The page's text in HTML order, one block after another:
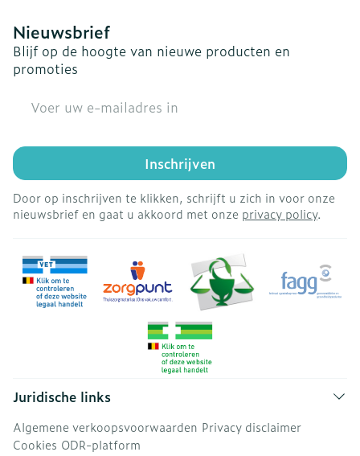
Nieuwsbrief
Blijf op de hoogte van nieuwe producten en
promoties
Inschrijven
Door op inschrijven te klikken, schrijft u zich in voor onze
nieuwsbrief en gaat u akkoord met onze privacy policy.
Juridische links
Algemene verkoopsvoorwaarden Privacy disclaimer
Cookies ODR-platform